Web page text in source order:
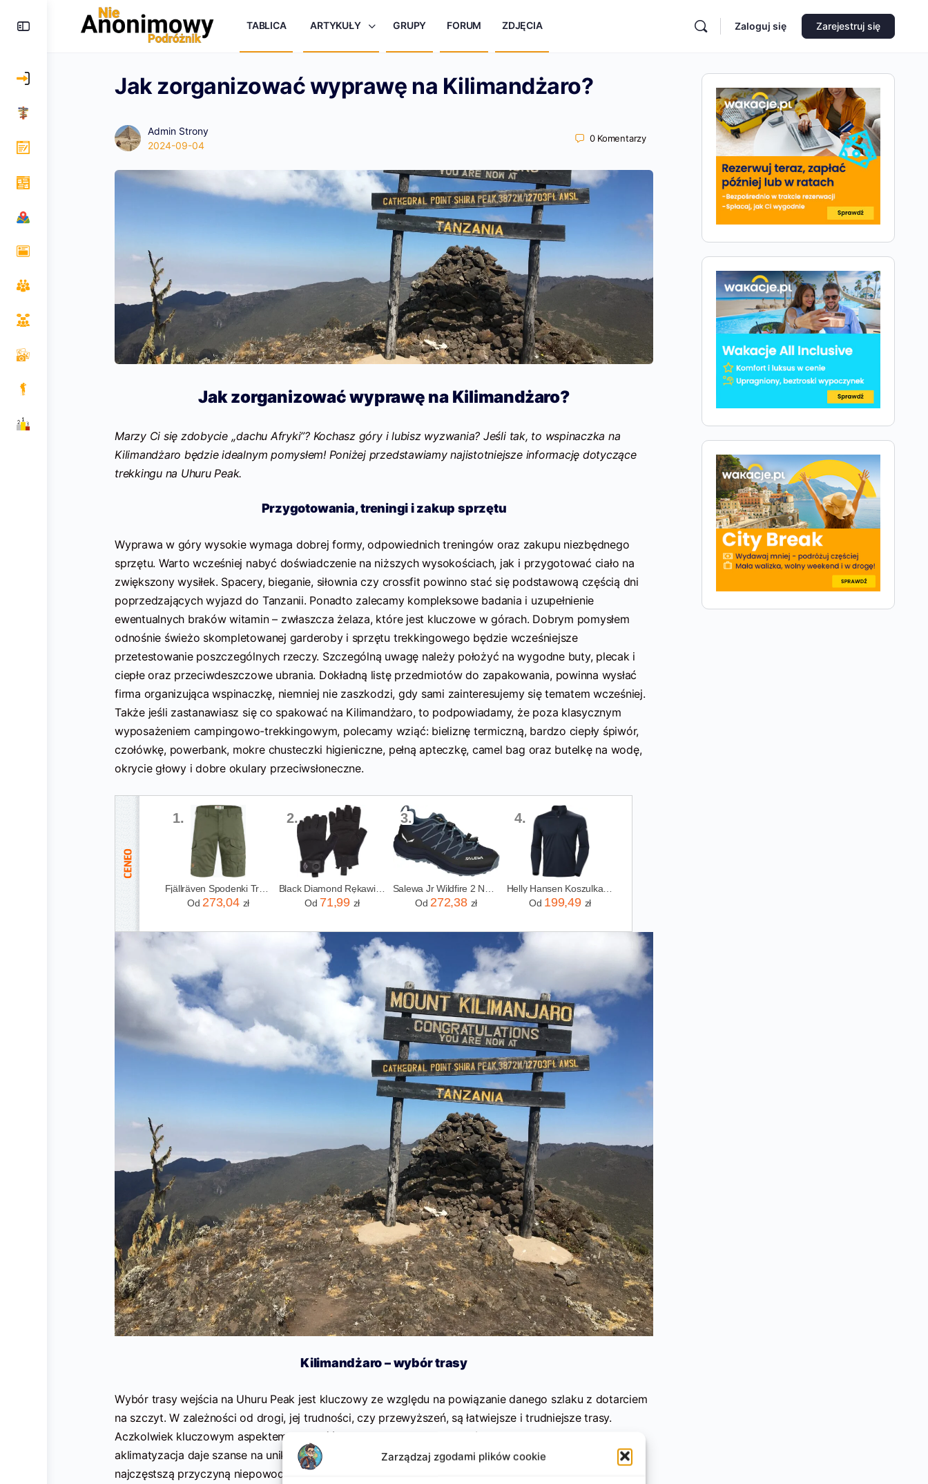
Zarządzaj zgodami plików cookie
TABLICA ARTYKUŁY GRUPY FORUM ZDJĘCIA Zaloguj się Zarejestruj się
Jak zorganizować wyprawę na Kilimandżaro?
Admin Strony
2024-09-04
0 Komentarzy
Jak zorganizować wyprawę na Kilimandżaro?
Marzy Ci się zdobycie ,,dachu Afryki”? Kochasz góry i lubisz wyzwania? Jeśli tak, to wspinaczka na
Kilimandżaro będzie idealnym pomysłem! Poniżej przedstawiamy najistotniejsze informację dotyczące
trekkingu na Uhuru Peak.
Przygotowania, treningi i zakup sprzętu
Wyprawa w góry wysokie wymaga dobrej formy, odpowiednich treningów oraz zakupu niezbędnego
sprzętu. Warto wcześniej nabyć doświadczenie na niższych wysokościach, jak i przygotować ciało na
zwiększony wysiłek. Spacery, bieganie, siłownia czy crossfit powinno stać się podstawową częścią dni
poprzedzających wyjazd do Tanzanii. Ponadto zalecamy kompleksowe badania i uzupełnienie
ewentualnych braków witamin – zwłaszcza żelaza, które jest kluczowe w górach. Dobrym pomysłem
odnośnie świeżo skompletowanej garderoby i sprzętu trekkingowego będzie wcześniejsze
przetestowanie poszczególnych rzeczy. Szczególną uwagę należy położyć na wygodne buty, plecak i
ciepłe oraz przeciwdeszczowe ubrania. Dokładną listę przedmiotów do zapakowania, powinna wysłać
firma organizująca wspinaczkę, niemniej nie zaszkodzi, gdy sami zainteresujemy się tematem wcześniej.
Także jeśli zastanawiasz się co spakować na Kilimandżaro, to podpowiadamy, że poza klasycznym
wyposażeniem campingowo-trekkingowym, polecamy wziąć: bieliznę termiczną, bardzo ciepły śpiwór,
czołówkę, powerbank, mokre chusteczki higieniczne, pełną apteczkę, camel bag oraz butelkę na wodę,
okrycie głowy i dobre okulary przeciwsłoneczne.
1.
Od 273,04 zł
2.
Black Diamond Rękawice Wspinaczkowe Crag Half-Finger Gloves Czarne
Od 71,99 zł
3.
Od 272,38 zł
4.
Od 199,49 zł
Kilimandżaro – wybór trasy
Wybór trasy wejścia na Uhuru Peak jest kluczowy ze względu na powiązanie danego szlaku z dotarciem
na szczyt. W zależności od drogi, jej trudności, czy przewyższeń, są łatwiejsze i trudniejsze trasy.
Aczkolwiek kluczowym aspektem jest ilość dni, jakie wchodzi się na górę, ponieważ dłuższa
aklimatyzacja daje szanse na uniknięcie choroby wysokościowej. A to właśnie symptomy tej choroby są
najczęstszą przyczyną niepowodzenia w dotarciu na Kilimandżaro. Poniżej opisujemy najbardziej